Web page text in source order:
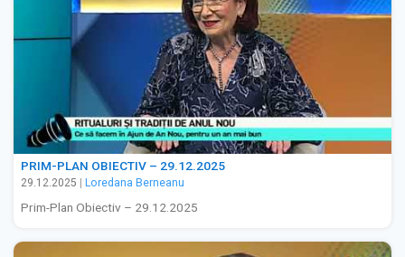
PRIM-PLAN OBIECTIV – 29.12.2025
29.12.2025 Loredana Berneanu
Prim-Plan Obiectiv – 29.12.2025